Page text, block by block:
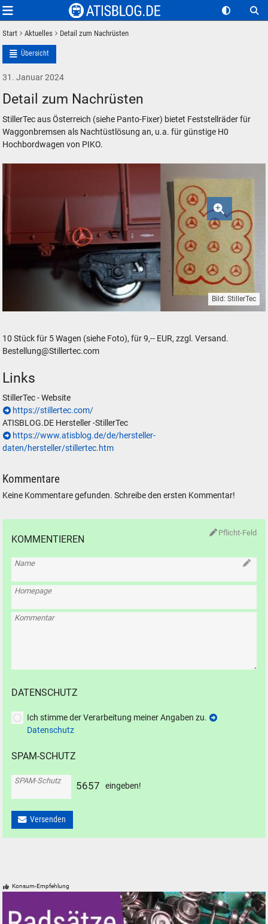
Start Aktuelles Detail zum Nachrüsten
Übersicht
31. Januar 2024
Detail zum Nachrüsten
StillerTec aus Österreich (siehe Panto-Fixer) bietet Feststellräder für
Waggonbremsen als Nachtüstlösung an, u.a. für günstige H0
Hochbordwagen von PIKO.
Bild: StillerTec
10 Stück für 5 Wagen (siehe Foto), für 9,-- EUR, zzgl. Versand.
Bestellung@Stillertec.com
Links
StillerTec - Website
https://stillertec.com/
ATISBLOG.DE Hersteller -StillerTec
https://www.atisblog.de/de/hersteller-
daten/hersteller/stillertec.htm
Kommentare
Keine Kommentare gefunden. Schreibe den ersten Kommentar!
Pflicht-Feld
KOMMENTIEREN
Name
Homepage
Kommentar
DATENSCHUTZ
Ich stimme der Verarbeitung meiner Angaben zu.
Datenschutz
SPAM-SCHUTZ
SPAM-Schutz 5657 eingeben!
Versenden
Konsum-Empfehlung